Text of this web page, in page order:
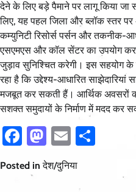
देने के लिए बड़े पैमाने पर लागू किया
लिए, यह पहल जिला और ब्लॉक स्तर पर
कम्युनिटी रिसोर्स पर्सन और
एसएमएस और कॉल सेंटर का उपयोग
जुड़ाव सुनिश्चित करेगी। इस सहयोग के
रहा है कि उद्देश्य-आधारित साझेदारियां
मजबूत कर सकती हैं। आर्थिक अवसरों
सशक्त समुदायों के निर्माण में मदद कर
Facebook
Mastodon
Email
Posted inदेश/दुनिया